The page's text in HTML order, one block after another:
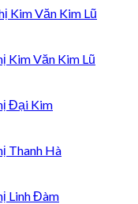
Kim Văn Kim Lũ
Kim Văn Kim Lũ
Đại Kim
Thanh Hà
Linh Đàm